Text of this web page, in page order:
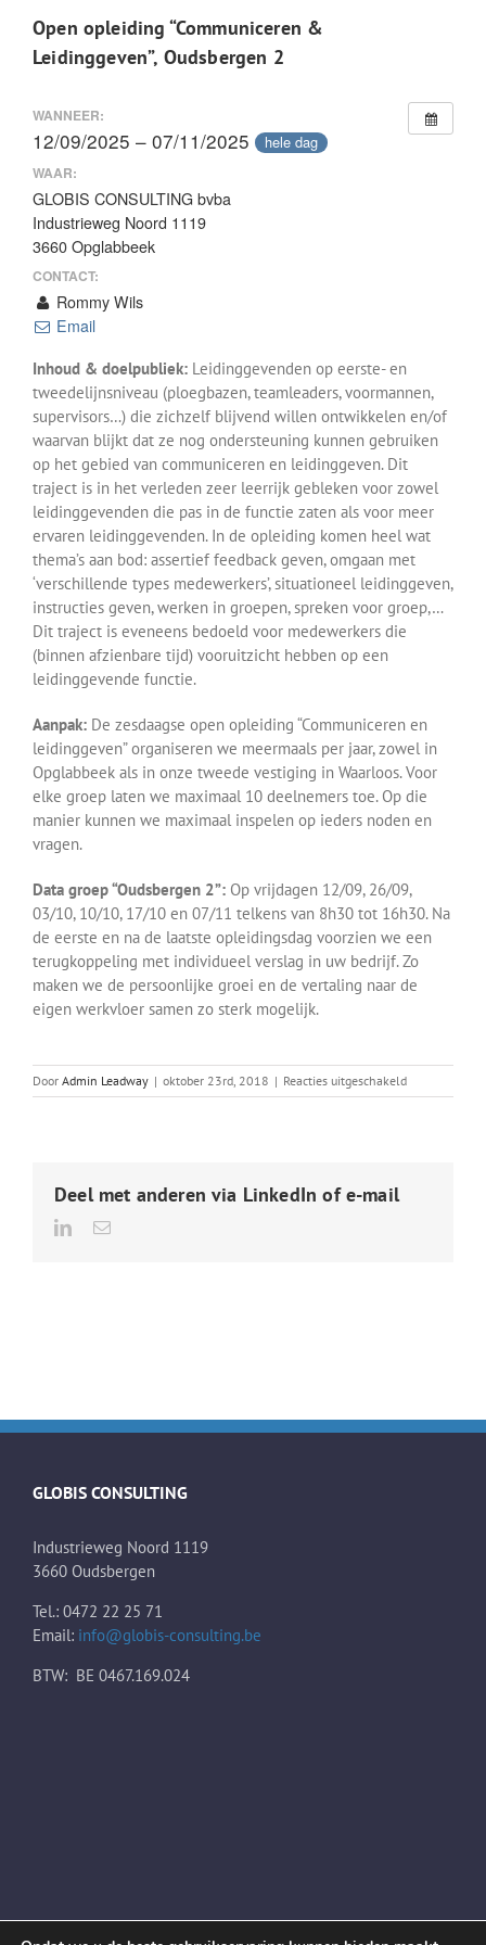
Open opleiding “Communiceren &
Leidinggeven”, Oudsbergen 2
WANNEER:
12/09/2025 – 07/11/2025 hele dag
WAAR:
GLOBIS CONSULTING bvba
Industrieweg Noord 1119
3660 Opglabbeek
CONTACT:
Rommy Wils
Email
Inhoud & doelpubliek: Leidinggevenden op eerste- en
tweedelijnsniveau (ploegbazen, teamleaders, voormannen,
supervisors…) die zichzelf blijvend willen ontwikkelen en/of
waarvan blijkt dat ze nog ondersteuning kunnen gebruiken
op het gebied van communiceren en leidinggeven. Dit
traject is in het verleden zeer leerrijk gebleken voor zowel
leidinggevenden die pas in de functie zaten als voor meer
ervaren leidinggevenden. In de opleiding komen heel wat
thema’s aan bod: assertief feedback geven, omgaan met
‘verschillende types medewerkers’, situationeel leidinggeven,
instructies geven, werken in groepen, spreken voor groep,…
Dit traject is eveneens bedoeld voor medewerkers die
(binnen afzienbare tijd) vooruitzicht hebben op een
leidinggevende functie.
Aanpak: De zesdaagse open opleiding “Communiceren en
leidinggeven” organiseren we meermaals per jaar, zowel in
Opglabbeek als in onze tweede vestiging in Waarloos. Voor
elke groep laten we maximaal 10 deelnemers toe. Op die
manier kunnen we maximaal inspelen op ieders noden en
vragen.
Data groep “Oudsbergen 2”: Op vrijdagen 12/09, 26/09,
03/10, 10/10, 17/10 en 07/11 telkens van 8h30 tot 16h30. Na
de eerste en na de laatste opleidingsdag voorzien we een
terugkoppeling met individueel verslag in uw bedrijf. Zo
maken we de persoonlijke groei en de vertaling naar de
eigen werkvloer samen zo sterk mogelijk.
Door Admin Leadway | oktober 23rd, 2018 | Reacties uitgeschakeldvoor
Open
Deel met anderen via LinkedIn of e-mail
LinkedIn
E-
GLOBIS CONSULTING
Industrieweg Noord 1119
3660 Oudsbergen
Tel.: 0472 22 25 71
Email: info@globis-consulting.be
BTW: BE 0467.169.024